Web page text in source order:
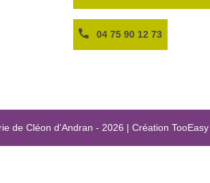
04 75 90 12 73
de Cléon d'Andran - 2026 | Création TooEasy